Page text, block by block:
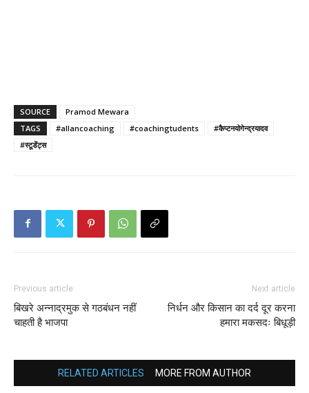
SOURCE
Pramod Mewara
TAGS
#allancoaching #coachingtudents
#कैप्टनयोगेन्द्रयादव
#स्टूडेंट्स
Previous article
बिखरे अन्नाद्रमुक से गठबंधन नहीं
चाहती है भाजपा
Next article
निर्धन और किसान का दर्द दूर करना
हमारा मकसदः बिधूड़ी
RELATED ARTICLES MORE FROM AUTHOR